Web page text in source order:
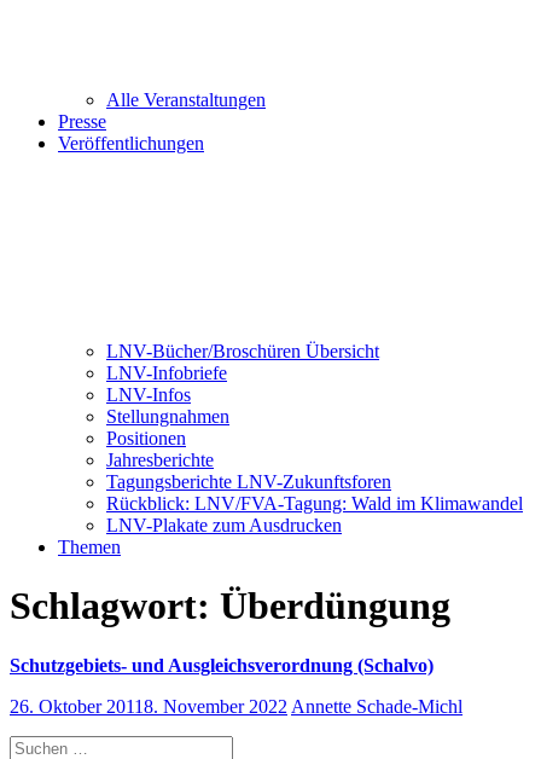
Alle Veranstaltungen
Presse
Veröffentlichungen
LNV-Bücher/Broschüren Übersicht
LNV-Infobriefe
LNV-Infos
Stellungnahmen
Positionen
Jahresberichte
Tagungsberichte LNV-Zukunftsforen
Rückblick: LNV/FVA-Tagung: Wald im Klimawandel
LNV-Plakate zum Ausdrucken
Themen
Schlagwort: Überdüngung
Schutzgebiets- und Ausgleichsverordnung (Schalvo)
26. Oktober 20118. November 2022 Annette Schade-Michl
Suchen